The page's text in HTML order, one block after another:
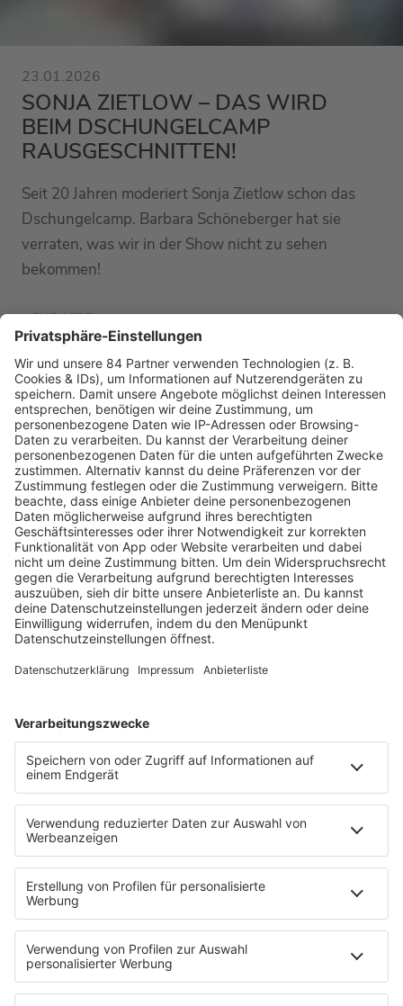
23.01.2026
SONJA ZIETLOW – DAS WIRD
BEIM DSCHUNGELCAMP
RAUSGESCHNITTEN!
Seit 20 Jahren moderiert Sonja Zietlow schon das
Dschungelcamp. Barbara Schöneberger hat sie
verraten, was wir in der Show nicht zu sehen
bekommen!
MEHR LESEN
PODCAST-GÄSTE: MEHR NEWS
HOME
RADIOS
barba radio
Lagerfeuer
Füße hoch
Schmusekatze
Song Contest
Mädelsabend
Ich hasse Sport
Sonntag Morgen
Strandbar
Putzfimmel
Deutschpop
Deutsche Liebeslieder
PODCASTS
Mit den Waffeln einer Frau
Frühstück bei Barbara
Brave & One
NotAufnahme
"Bewerbung und Karriere"